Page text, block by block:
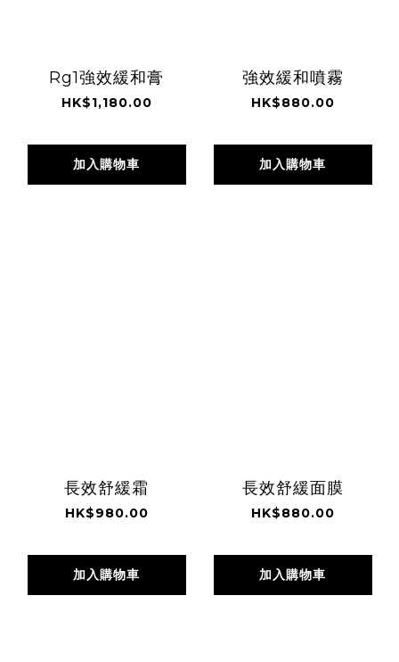
Rg1強效緩和膏
HK$1,180.00
加入購物車
強效緩和噴霧
HK$880.00
加入購物車
長效舒緩霜
HK$980.00
加入購物車
長效舒緩面膜
HK$880.00
加入購物車